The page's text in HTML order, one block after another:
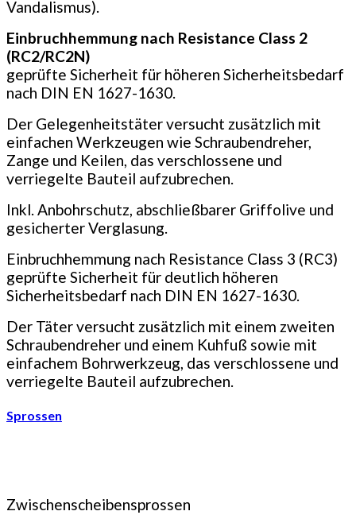
Vandalismus).
Einbruchhemmung nach Resistance Class 2
(RC2/RC2N)
geprüfte Sicherheit für höheren Sicherheitsbedarf
nach DIN EN 1627-1630.
Der Gelegenheitstäter versucht zusätzlich mit
einfachen Werkzeugen wie Schraubendreher,
Zange und Keilen, das verschlossene und
verriegelte Bauteil aufzubrechen.
Inkl. Anbohrschutz, abschließbarer Griffolive und
gesicherter Verglasung.
Einbruchhemmung nach Resistance Class 3 (RC3)
geprüfte Sicherheit für deutlich höheren
Sicherheitsbedarf nach DIN EN 1627-1630.
Der Täter versucht zusätzlich mit einem zweiten
Schrauben­dreher und einem Kuhfuß sowie mit
einfachem Bohrwerkzeug, das verschlossene und
verriegelte Bauteil aufzubrechen.
Sprossen
Zwischenscheibensprossen